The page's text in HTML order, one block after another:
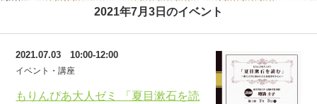
2021年7月3日のイベント
もりんぴあ大人ゼミ 「夏目漱石を読
2021.07.03 10:00-12:00
イベント・講座